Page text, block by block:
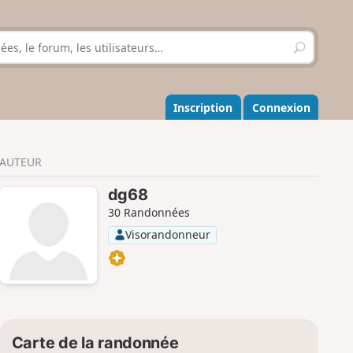
R
e
h
e
r
r
Inscription Connexion
AUTEUR
dg68
30 Randonnées
Visorandonneur
Carte de la randonnée